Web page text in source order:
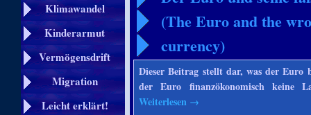
Klimawandel
Kinderarmut
Vermögensdrift
Migration
Leicht erklärt!
(The Euro and the
currency)
Dieser Beitrag stellt dar, was der Euro
der Euro finanzökonomisch keine
Weiterlesen →